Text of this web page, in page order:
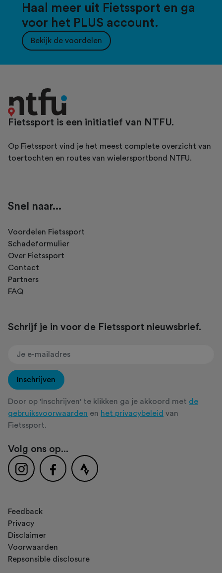
Haal meer uit Fietssport en ga
voor het PLUS account.
Bekijk de voordelen
Fietssport is een initiatief van NTFU.
Op Fietssport vind je het meest complete overzicht van
toertochten en routes van wielersportbond NTFU.
Snel naar...
Voordelen Fietssport
Schadeformulier
Over Fietssport
Contact
Partners
FAQ
Schrijf je in voor de Fietssport nieuwsbrief.
Inschrijven
Door op 'Inschrijven' te klikken ga je akkoord met de
gebruiksvoorwaarden en het privacybeleid van
Fietssport.
Volg ons op...
Feedback
Privacy
Disclaimer
Voorwaarden
Repsonsible disclosure